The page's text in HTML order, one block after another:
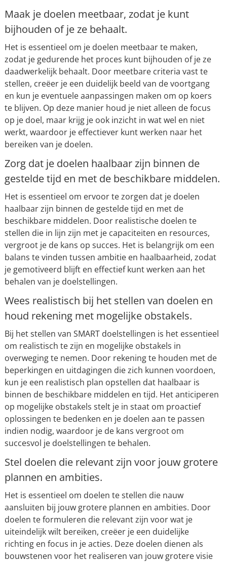
Maak je doelen meetbaar, zodat je kunt
bijhouden of je ze behaalt.
Het is essentieel om je doelen meetbaar te maken,
zodat je gedurende het proces kunt bijhouden of je ze
daadwerkelijk behaalt. Door meetbare criteria vast te
stellen, creëer je een duidelijk beeld van de voortgang
en kun je eventuele aanpassingen maken om op koers
te blijven. Op deze manier houd je niet alleen de focus
op je doel, maar krijg je ook inzicht in wat wel en niet
werkt, waardoor je effectiever kunt werken naar het
bereiken van je doelen.
Zorg dat je doelen haalbaar zijn binnen de
gestelde tijd en met de beschikbare middelen.
Het is essentieel om ervoor te zorgen dat je doelen
haalbaar zijn binnen de gestelde tijd en met de
beschikbare middelen. Door realistische doelen te
stellen die in lijn zijn met je capaciteiten en resources,
vergroot je de kans op succes. Het is belangrijk om een
balans te vinden tussen ambitie en haalbaarheid, zodat
je gemotiveerd blijft en effectief kunt werken aan het
behalen van je doelstellingen.
Wees realistisch bij het stellen van doelen en
houd rekening met mogelijke obstakels.
Bij het stellen van SMART doelstellingen is het essentieel
om realistisch te zijn en mogelijke obstakels in
overweging te nemen. Door rekening te houden met de
beperkingen en uitdagingen die zich kunnen voordoen,
kun je een realistisch plan opstellen dat haalbaar is
binnen de beschikbare middelen en tijd. Het anticiperen
op mogelijke obstakels stelt je in staat om proactief
oplossingen te bedenken en je doelen aan te passen
indien nodig, waardoor je de kans vergroot om
succesvol je doelstellingen te behalen.
Stel doelen die relevant zijn voor jouw grotere
plannen en ambities.
Het is essentieel om doelen te stellen die nauw
aansluiten bij jouw grotere plannen en ambities. Door
doelen te formuleren die relevant zijn voor wat je
uiteindelijk wilt bereiken, creëer je een duidelijke
richting en focus in je acties. Deze doelen dienen als
bouwstenen voor het realiseren van jouw grotere visie